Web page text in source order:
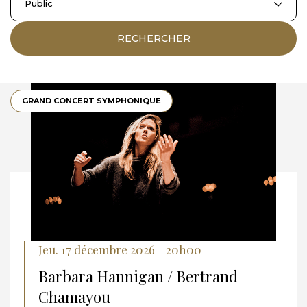
Public
RECHERCHER
Barbara Hannigan / Bertrand
Chamayou
Jeu. 17 décembre 2026 - 20h00
GRAND CONCERT SYMPHONIQUE